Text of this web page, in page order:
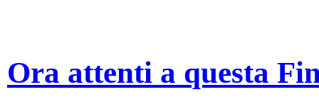
Ora attenti a questa